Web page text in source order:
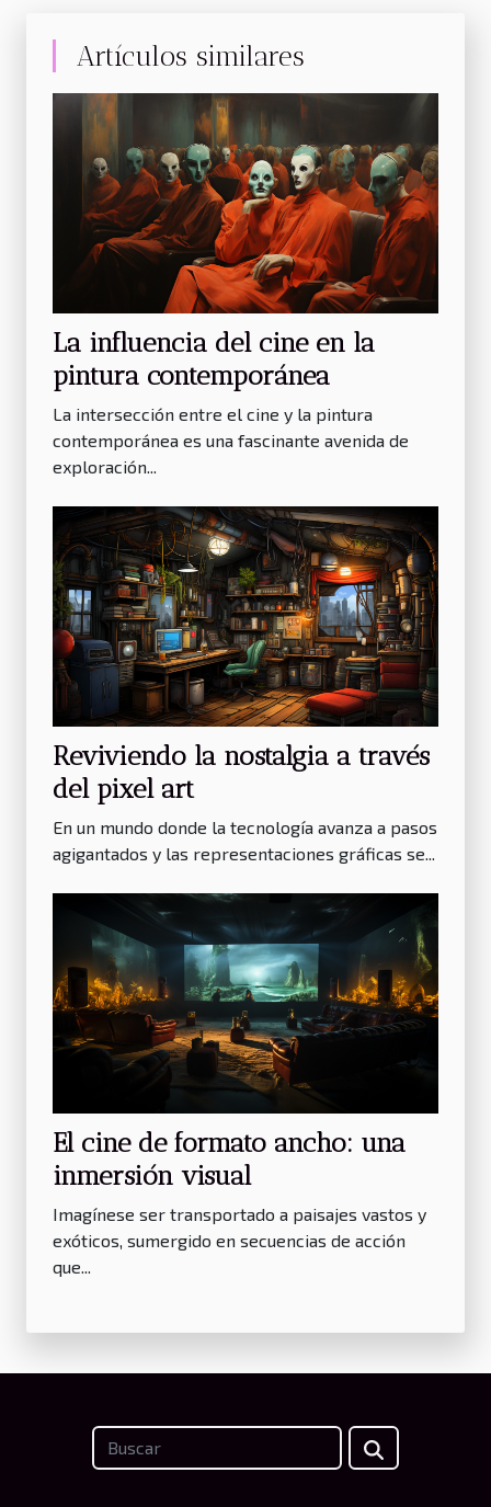
Artículos similares
La influencia del cine en la
pintura contemporánea
La intersección entre el cine y la pintura
contemporánea es una fascinante avenida de
exploración...
Reviviendo la nostalgia a través
del pixel art
En un mundo donde la tecnología avanza a pasos
agigantados y las representaciones gráficas se...
El cine de formato ancho: una
inmersión visual
Imagínese ser transportado a paisajes vastos y
exóticos, sumergido en secuencias de acción
que...